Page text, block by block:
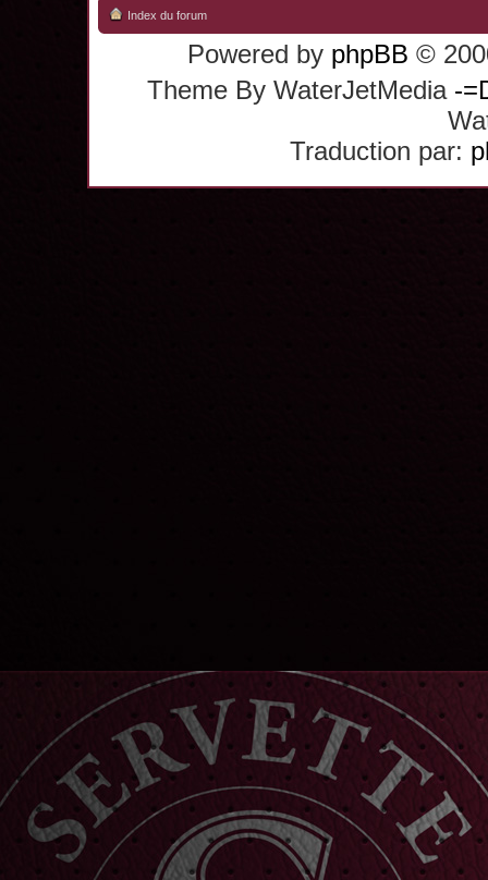
Index du forum
Powered by phpBB ©
Theme By WaterJetMedia -
Traduction par: